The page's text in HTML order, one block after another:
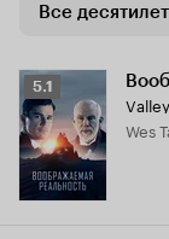
Все
Рейтинг
Кинопоиска
5.1
5.1